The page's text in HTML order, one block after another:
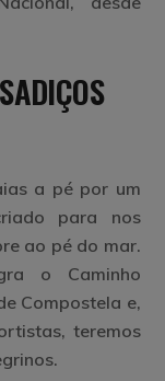
a pé por um
para nos
ao pé do mar.
o Caminho
Compostela e,
teremos